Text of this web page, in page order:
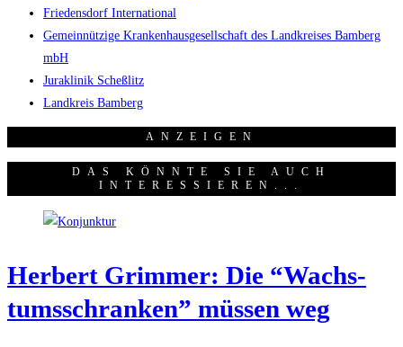
Friedensdorf International
Gemeinnützige Krankenhausgesellschaft des Landkreises Bamberg
mbH
Juraklinik Scheßlitz
Landkreis Bamberg
ANZEI­GEN
DAS KÖNNTE SIE AUCH
INTERESSIEREN...
Her­bert Grim­mer: Die “Wachs­
tums­schran­ken” müs­sen weg